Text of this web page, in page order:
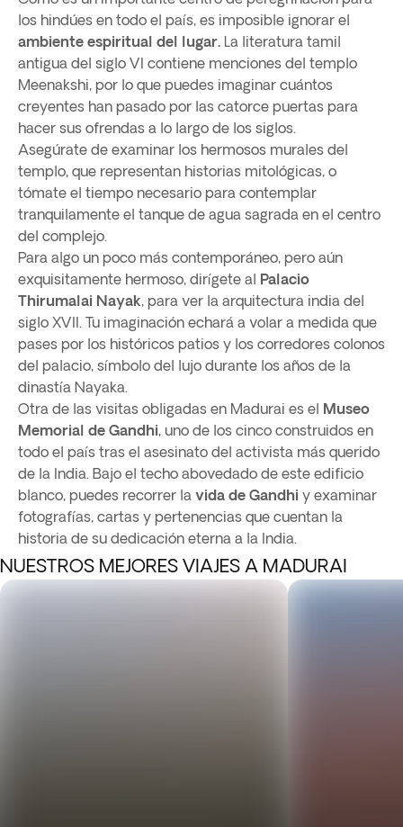
los hindúes en todo el país, es imposible ignorar el
ambiente espiritual del lugar. La literatura tamil
antigua del siglo VI contiene menciones del templo
Meenakshi, por lo que puedes imaginar cuántos
creyentes han pasado por las catorce puertas para
hacer sus ofrendas a lo largo de los siglos.
Asegúrate de examinar los hermosos murales del
templo, que representan historias mitológicas, o
tómate el tiempo necesario para contemplar
tranquilamente el tanque de agua sagrada en el centro
del complejo.
Para algo un poco más contemporáneo, pero aún
exquisitamente hermoso, dirígete al Palacio
Thirumalai Nayak, para ver la arquitectura india del
siglo XVII. Tu imaginación echará a volar a medida que
pases por los históricos patios y los corredores colonos
del palacio, símbolo del lujo durante los años de la
dinastía Nayaka.
Otra de las visitas obligadas en Madurai es el Museo
Memorial de Gandhi, uno de los cinco construidos en
todo el país tras el asesinato del activista más querido
de la India. Bajo el techo abovedado de este edificio
blanco, puedes recorrer la vida de Gandhi y examinar
fotografías, cartas y pertenencias que cuentan la
historia de su dedicación eterna a la India.
NUESTROS MEJORES VIAJES A MADURAI